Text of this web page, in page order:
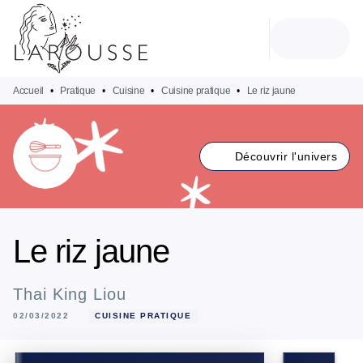
MENU
PIED DE PAGE
Accueil • Pratique • Cuisine • Cuisine pratique • Le riz jaune
Découvrir l'univers
Le riz jaune
Thai King Liou
02/03/2022 CUISINE PRATIQUE